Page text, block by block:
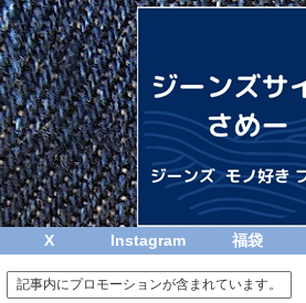
X Instagram 福袋
記事内にプロモーションが含まれています。